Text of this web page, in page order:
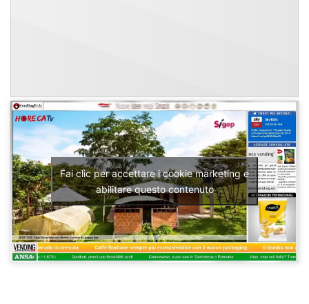
Fai clic per accettare i cookie marketing e
abilitare questo contenuto